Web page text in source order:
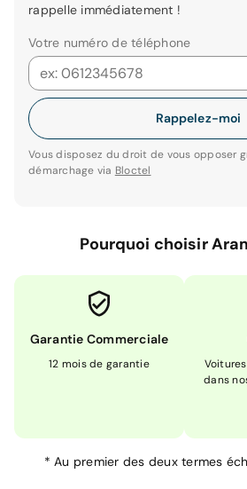
rappelle immédiatement !
Votre numéro de téléphone
Rappelez-moi
Vous disposez du droit de vous opposer
démarchage via Bloctel
Pourquoi choisir
Garantie Commerciale
12 mois de garantie
dans
*Au premier des deux termes